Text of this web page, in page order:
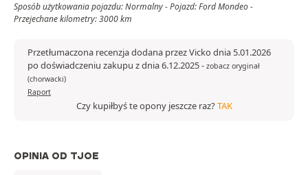
Sposób użytkowania pojazdu: Normalny - Pojazd: Ford Mondeo -
Przejechane kilometry: 3000 km
Przetłumaczona recenzja dodana przez Vicko dnia 5.01.2026
po doświadczeniu zakupu z dnia 6.12.2025- zobacz oryginał
(chorwacki)
Raport
Czy kupiłbyś te opony jeszcze raz?TAK
OPINIA OD TJOE